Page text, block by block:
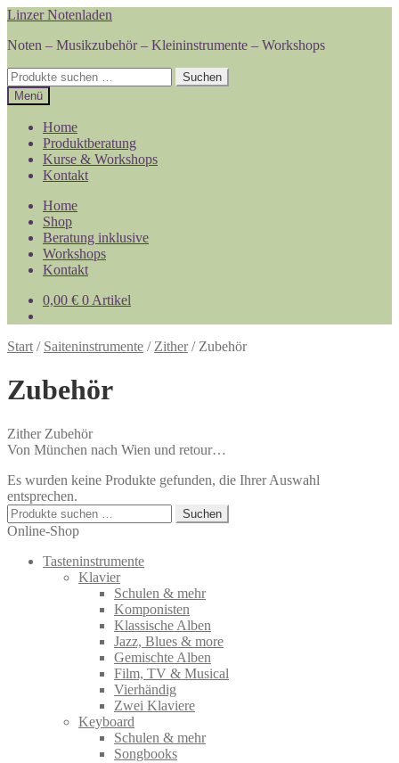
Zur
springen
Zum
springen
Linzer Notenladen
Noten – Musikzubehör – Kleininstrumente – Workshops
Suchen
nach:
Suchen
Menü
Home
Produktberatung
Kurse & Workshops
Kontakt
Home
Shop
Beratung inklusive
Workshops
Kontakt
0,00 € 0 Artikel
Start / Saiteninstrumente / Zither/ Zubehör
Zubehör
Zither Zubehör
Von München nach Wien und retour…
Es wurden keine Produkte gefunden, die Ihrer Auswahl
entsprechen.
Suchen
nach:
Suchen
Online-Shop
Tasteninstrumente
Klavier
Schulen & mehr
Komponisten
Klassische Alben
Jazz, Blues & more
Gemischte Alben
Film, TV & Musical
Vierhändig
Zwei Klaviere
Keyboard
Schulen & mehr
Songbooks